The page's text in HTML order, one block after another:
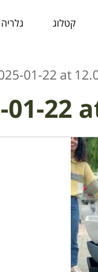
קטלוג גלריה
01-22 at
22